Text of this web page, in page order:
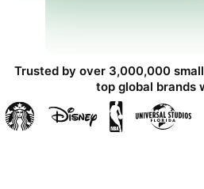
Trusted by over 3,000,000
top global brands